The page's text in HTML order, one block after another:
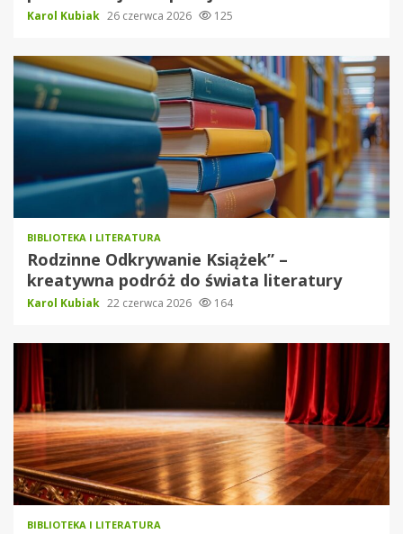
Karol Kubiak 26 czerwca 2026 125
BIBLIOTEKA I LITERATURA
Rodzinne Odkrywanie Książek” –
kreatywna podróż do świata literatury
Karol Kubiak 22 czerwca 2026 164
BIBLIOTEKA I LITERATURA